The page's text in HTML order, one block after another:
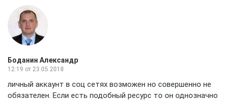
Боданин Александр
12:19 от 23.05.2018
личный аккаунт в соц сетях возможен но совершенно не
обязателен. Если есть подобный ресурс то он однозначно